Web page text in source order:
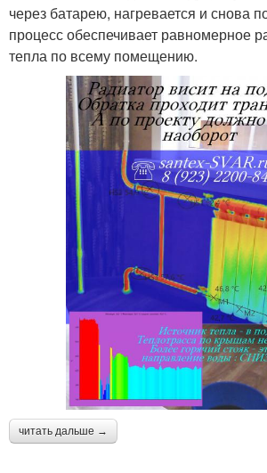
через батарею, нагревается и снова
процесс обеспечивает равномерное
тепла по всему помещению.
читать дальше →